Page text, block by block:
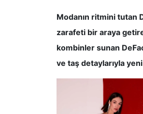
Modanın ritmini tutan
zarafeti bir araya
kombinler sunan
ve taş detaylarıyla